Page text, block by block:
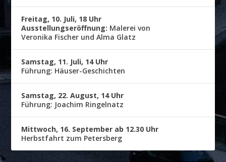
Freitag, 10. Juli, 18 Uhr
Ausstellungseröffnung: Malerei von
Veronika Fischer und Alma Glatz
Samstag, 11. Juli, 14 Uhr
Führung: Häuser-Geschichten
Samstag, 22. August, 14 Uhr
Führung: Joachim Ringelnatz
Mittwoch, 16. September ab 12.30 Uhr
Herbstfahrt zum Petersberg